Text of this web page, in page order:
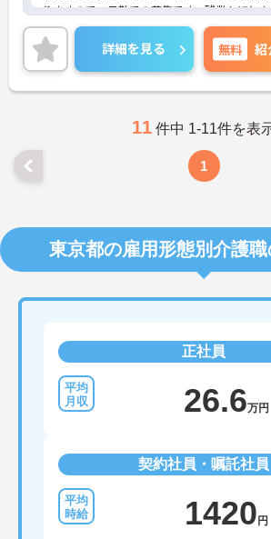
りますので、日勤での募集です。残業もほと
く、ライフ・ワーク・バランスを大切にした
もおすすめです。
ご興味のある方は面接対策ポイントなどお話
すのでお気軽にお問い合わせください。
詳細を見る 無料 紹
11 件中 1-11件を表
1
東京都の雇用形態別介護
正社員
26.6万円
契約社員・嘱託社員
1420 円